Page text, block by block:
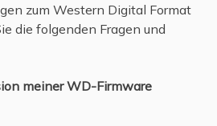
zum Western Digital Format
die folgenden Fragen und
meiner WD-Firmware